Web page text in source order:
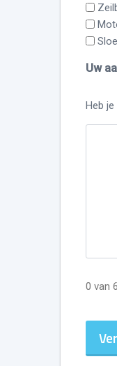
Uw
Heb
0 van